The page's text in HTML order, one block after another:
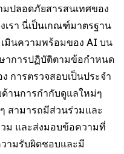
มปลอดภัยสารสนเทศของ
เรา นี่เป็นเกณฑ์มาตรฐาน
มินความพร้อมของ AI บน
าการปฏิบัติตามข้อกำหนด
การตรวจสอบเป็นประจำ
ด้านการกำกับดูแลใหม่ๆ
สามารถมีส่วนร่วมและ
ม และส่งมอบข้อความที่
ามรับผิดชอบและมี